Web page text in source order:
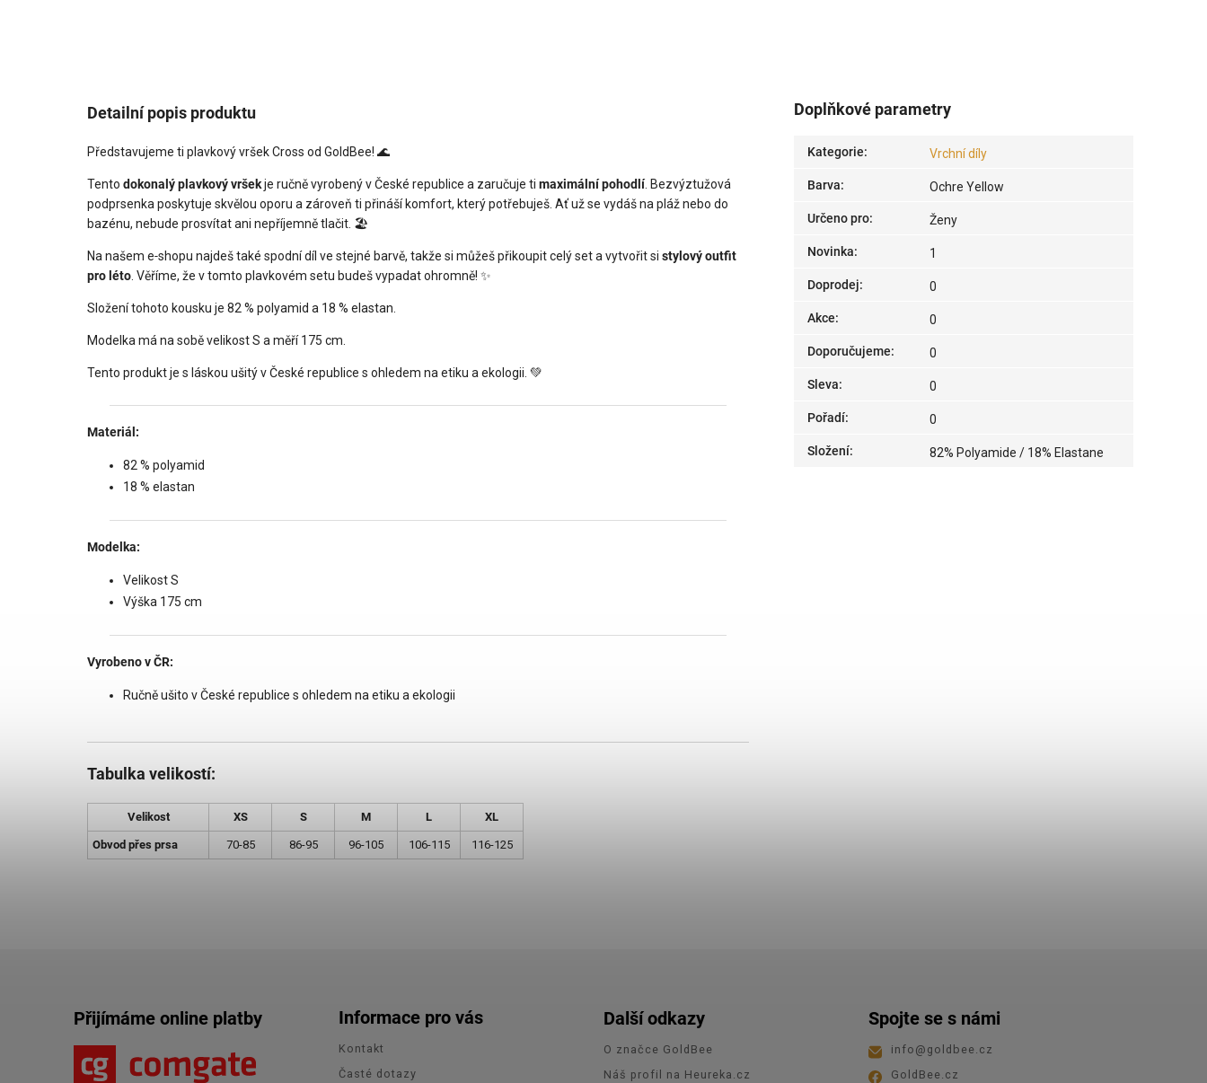
Detailní popis produktu
Představujeme ti plavkový vršek Cross od GoldBee! 🌊
Tento dokonalý plavkový vršekje ručně vyrobený v České republice a zaručuje ti maximální pohodlí. Bezvýztužová
podprsenka poskytuje skvělou oporu a zároveň ti přináší komfort, který potřebuješ. Ať už se vydáš na pláž nebo do
bazénu, nebude prosvítat ani nepříjemně tlačit. 🏖️
Na našem e‑shopu najdeš také spodní díl ve stejné barvě, takže si můžeš přikoupit celý set a vytvořit si stylový outfit
pro léto . Věříme, že v tomto plavkovém setu budeš vypadat ohromně! ✨
Složení tohoto kousku je 82 % polyamid a 18 % elastan.
Modelka má na sobě velikost S a měří 175 cm.
Tento produkt je s láskou ušitý v České republice s ohledem na etiku a ekologii. 💚
Materiál:
82 % polyamid
18 % elastan
Modelka:
Velikost S
Výška 175 cm
Vyrobeno v ČR:
Ručně ušito v České republice s ohledem na etiku a ekologii
Tabulka velikostí:
Velikost XS S M L XL
Obvod přes prsa 70-85 86-95 96-105 106-115 116-125
Doplňkové parametry
Kategorie: Vrchní díly
Barva: Ochre Yellow
Určeno pro: Ženy
Novinka: 1
Doprodej: 0
Akce: 0
Doporučujeme: 0
Sleva: 0
Pořadí: 0
Složení: 82% Polyamide / 18% Elastane
Přijímáme online platby Informace pro vás
Kontakt
Časté dotazy
Další odkazy
O značce GoldBee
Náš profil na Heureka.cz
Spojte se s námi
info @ goldbee.cz
GoldBee.cz